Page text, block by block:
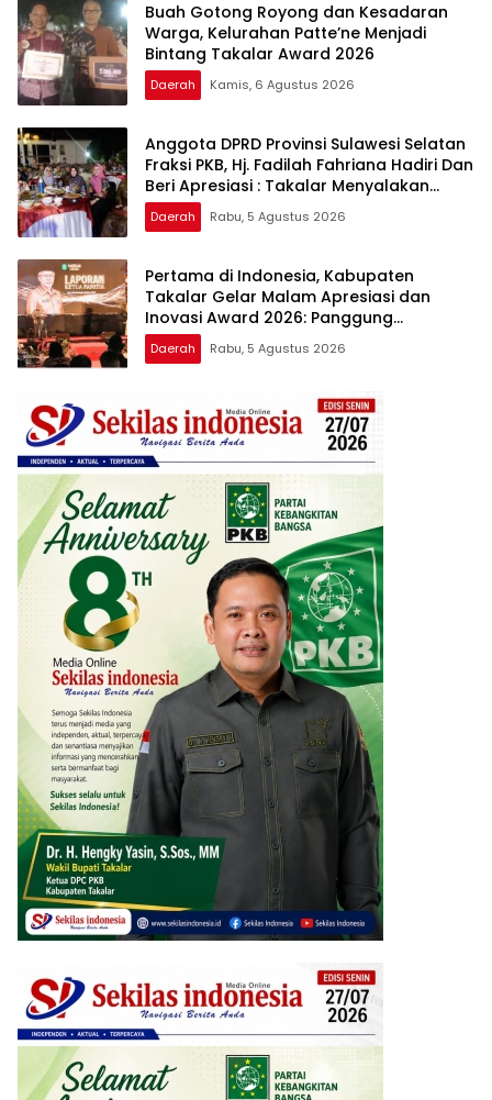
Buah Gotong Royong dan Kesadaran
Warga, Kelurahan Patte’ne Menjadi
Bintang Takalar Award 2026
Daerah Kamis, 6 Agustus 2026
Anggota DPRD Provinsi Sulawesi Selatan
Fraksi PKB, Hj. Fadilah Fahriana Hadiri Dan
Beri Apresiasi : Takalar Menyalakan
Lentera Pengabdian Melalui Malam
Apresiasi dan Inovasi Award 2026
Daerah Rabu, 5 Agustus 2026
Pertama di Indonesia, Kabupaten
Takalar Gelar Malam Apresiasi dan
Inovasi Award 2026: Panggung
Penghargaan bagi Pelayan Publik
Berprestasi
Daerah Rabu, 5 Agustus 2026